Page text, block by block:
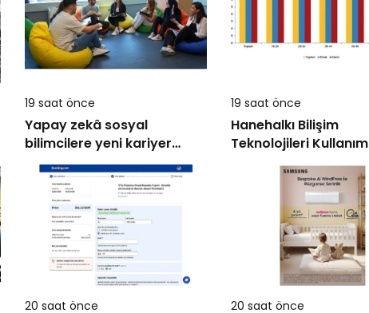
19 saat önce
Yapay zekâ sosyal
bilimcilere yeni kariyer
kapıları açıyor!
19 saat önce
Hanehalkı Bilişim
Teknolojileri Kullanım
Araştırması, 2026
20 saat önce 20 saat önce